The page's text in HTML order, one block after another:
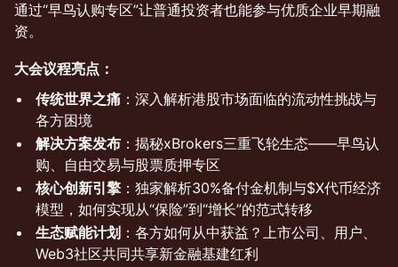
通过“早鸟认购专区”让普通投资者也能参与优质企业早期融
资。
大会议程亮点：
传统世界之痛 ：深入解析港股市场面临的流动性挑战与
各方困境
解决方案发布 ：揭秘xBrokers三重飞轮生态——早鸟认
购、自由交易与股票质押专区
核心创新引擎 ：独家解析30%备付金机制与$X代币经济
模型，如何实现从“保险”到“增长”的范式转移
生态赋能计划 ：各方如何从中获益？上市公司、用户、
Web3社区共同共享新金融基建红利